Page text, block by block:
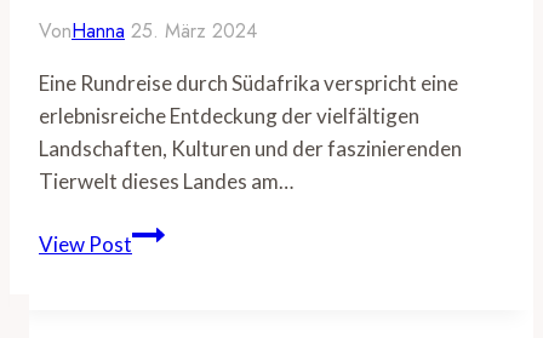
VonHanna 25. März 2024
Eine Rundreise durch Südafrika verspricht eine
erlebnisreiche Entdeckung der vielfältigen
Landschaften, Kulturen und der faszinierenden
Tierwelt dieses Landes am…
View PostSüdafrika